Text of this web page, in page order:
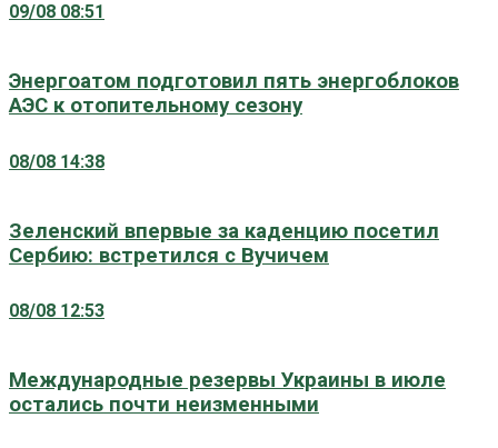
09/08 08:51
Энергоатом подготовил пять энергоблоков
АЭС к отопительному сезону
08/08 14:38
Зеленский впервые за каденцию посетил
Сербию: встретился с Вучичем
08/08 12:53
Международные резервы Украины в июле
остались почти неизменными